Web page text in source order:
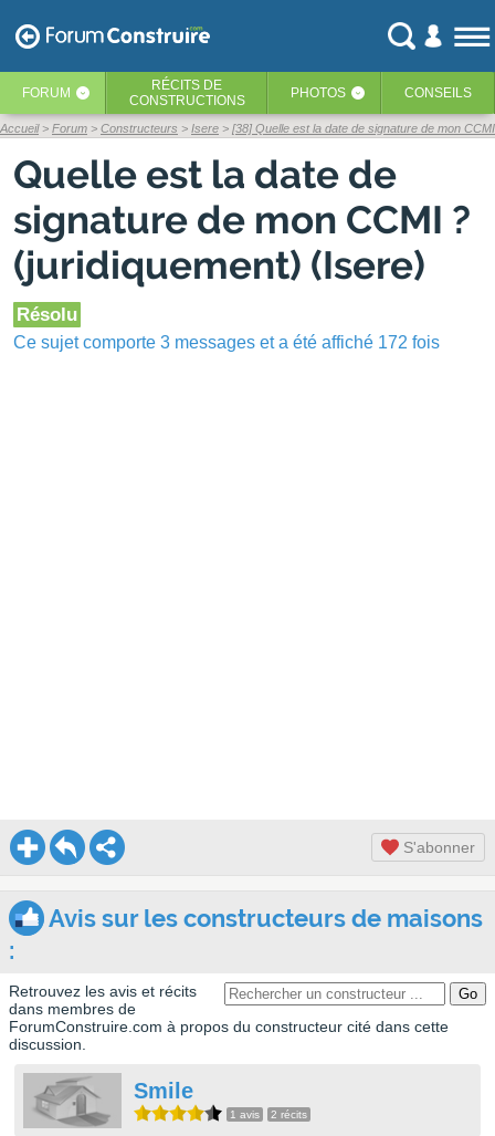
FORUM ‹ RÉCITS DE
CONSTRUCTIONS
PHOTOS ‹ CONSEILS
Accueil Forum Constructeurs Isere [38] Quelle est la date de signature de mon
Quelle est la date de
signature de mon CCMI ?
(juridiquement) (Isere)
Résolu
Ce sujet comporte 3 messages et a été affiché 172 fois
S'abonner
Avis sur les constructeurs de maisons
:
Retrouvez les avis et récits
dans membres de
ForumConstruire.com à propos du constructeur cité dans cette
discussion.
Smile
1 avis 2 récits